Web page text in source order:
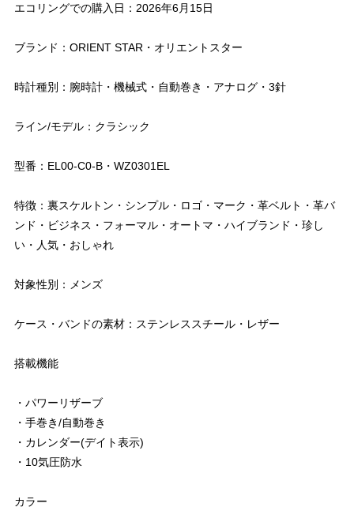
エコリングでの購入日：2026年6月15日
ブランド：ORIENT STAR・オリエントスター
時計種別：腕時計・機械式・自動巻き・アナログ・3針
ライン/モデル：クラシック
型番：EL00-C0-B・WZ0301EL
特徴：裏スケルトン・シンプル・ロゴ・マーク・革ベルト・革バ
ンド・ビジネス・フォーマル・オートマ・ハイブランド・珍し
い・人気・おしゃれ
対象性別：メンズ
ケース・バンドの素材：ステンレススチール・レザー
搭載機能
・パワーリザーブ
・手巻き/自動巻き
・カレンダー(デイト表示)
・10気圧防水
カラー